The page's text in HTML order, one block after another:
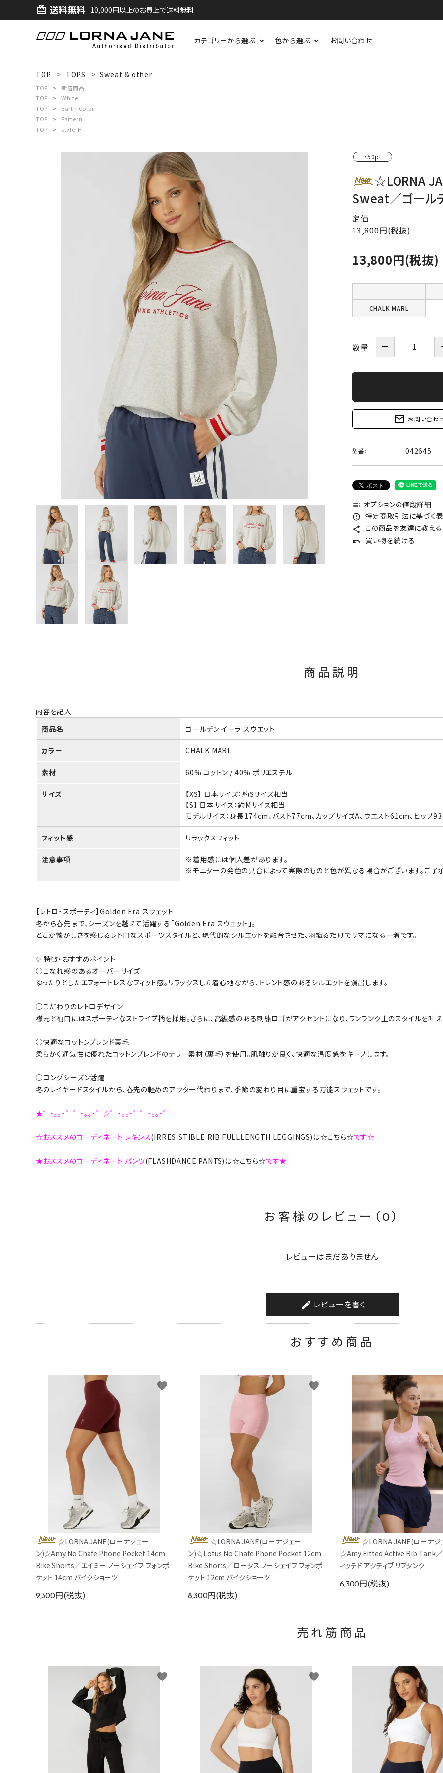
card_giftcard 送料無料 10,000円以上のお買上で送料無料
カテゴリーから選ぶ 色から選ぶ お問い合わせ
ACCOUNT MENU
ようこそ ゲスト 様
ログイン
TOP TOPS Sweat & other
TOP
新着商品
TOP
White
TOP
Earth Color
TOP
Pattern
TOP
style-H
750pt
☆LORNA
Sweat／ゴール
定価
13,800円(税抜)
13,800円(税抜)
CHALK MARL
数量 －
mail_outline お問い合わ
型番: 042645
toc オプションの値段詳細
error_outline 特定商取引法に基づく
share この商品を友達に教える
undo 買い物を続ける
商品説明
内容を記入
商品名
ゴールデン イーラ スウエット
カラー CHALK MARL
素材 60% コットン / 40% ポリエステル
サイズ
【XS】 日本サイズ：約Sサイズ相当
【S】 日本サイズ：約Mサイズ相当
モデルサイズ：身長174cm、バスト77cm、カップサイズA、ウエスト61cm、ヒップ
フィット感 リラックスフィット
注意事項
※着用感には個人差があります。
※モニターの発色の具合によって実際のものと色が異なる場合がございます。ご了
【レトロ・スポーティ】Golden Era スウェット
冬から春先まで、シーズンを越えて活躍する「Golden Era スウェット」。
どこか懐かしさを感じるレトロなスポーツスタイルと、現代的なシルエットを融合させた、羽織るだけでサマになる一着です。
✨ 特徴・おすすめポイント
○こなれ感のあるオーバーサイズ
ゆったりとしたエフォートレスなフィット感。リラックスした着心地ながら、トレンド感のあるシルエットを演出します。
○こだわりのレトロデザイン
襟元と袖口にはスポーティなストライプ柄を採用。さらに、高級感のある刺繍ロゴがアクセントになり、ワンランク上のスタイルを叶え
○快適なコットンブレンド裏毛
柔らかく通気性に優れたコットンブレンドのテリー素材（裏毛）を使用。肌触りが良く、快適な温度感をキープします。
○ロングシーズン活躍
冬のレイヤードスタイルから、春先の軽めのアウター代わりまで、季節の変わり目に重宝する万能スウェットです。
★゜・。。・゜゜・。。・゜☆゜・。。・゜゜・。。・゜
☆おススメのコーディネート レギンス(IRRESISTIBLE RIB FULLLENGTH LEGGINGS)は☆こちら☆です☆
★おススメのコーディネート パンツ(FLASHDANCE PANTS)は☆こちら☆です★
お客様のレビュー（0）
レビューはまだありません
create レビューを書く
おすすめ商品
☆LORNA JANE(ローナジェー
ン)☆Amy No Chafe Phone Pocket 14cm
Bike Shorts／エイミー ノーシェイフ フォンポ
ケット 14cm バイクショーツ
9,300円(税抜)
favorite
☆LORNA JANE(ローナジェー
ン)☆Lotus No Chafe Phone Pocket 12cm
Bike Shorts／ロータス ノーシェイフ フォンポ
ケット 12cm バイクショーツ
8,300円(税抜)
favorite
☆LORNA JANE(ローナジ
☆Amy Fitted Active Rib Tank／
ィッテド アクティブ リブタンク
6,300円(税抜)
売れ筋商品
favorite favorite